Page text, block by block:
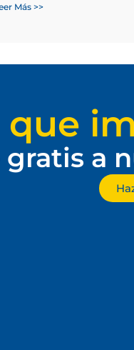
Más >>
que
gratis a